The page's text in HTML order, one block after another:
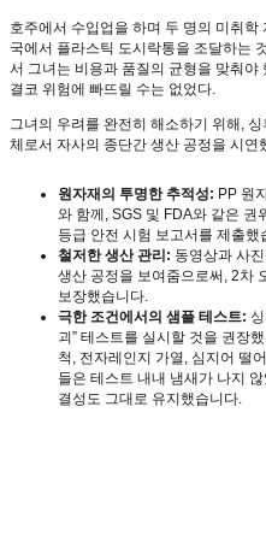
호주에서 수입업을 하며 두 명의 미취
국에서 플라스틱 도시락통을 조달하는
서 그녀는 비용과 품질의 균형을 맞춰야
결코 위험에 빠뜨릴 수는 없었다.
그녀의 우려를 완전히 해소하기 위해,
체로서 자사의 종단간 생산 공정을 시연
원자재의 투명한 추적성: PP 원
와 함께, SGS 및 FDA와 같은 권
등급 안전 시험 보고서를 제출했
철저한 생산 관리: 동영상과 사
생산 공정을 보여줌으로써, 2차
보장했습니다.
극한 조건에서의 샘플 테스트:
괴” 테스트를 실시할 것을 권장
척, 전자레인지 가열, 심지어 떨
들은 테스트 내내 냄새가 나지
결성도 그대로 유지했습니다.